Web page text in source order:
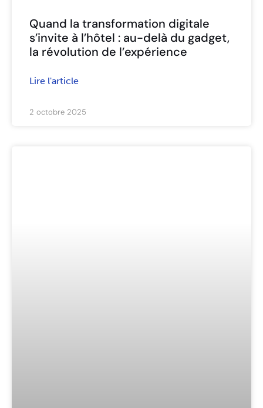
Quand la transformation digitale
s’invite à l’hôtel : au-delà du gadget,
la révolution de l’expérience
Lire l'article
2 octobre 2025